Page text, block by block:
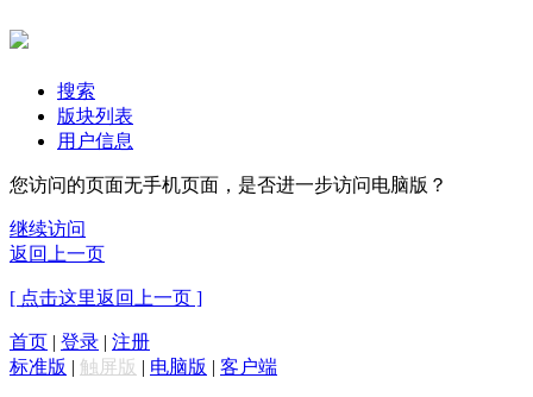
搜索
版块列表
用户信息
您访问的页面无手机页面，是否进一步访问电脑版？
继续访问
返回上一页
[ 点击这里返回上一页 ]
首页 | 登录 | 注册
标准版 | 触屏版 | 电脑版 | 客户端